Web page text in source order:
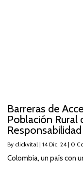
Barreras de
Población Rural
By clickvital | 14 Dic, 24 | 0
Colombia, un país con